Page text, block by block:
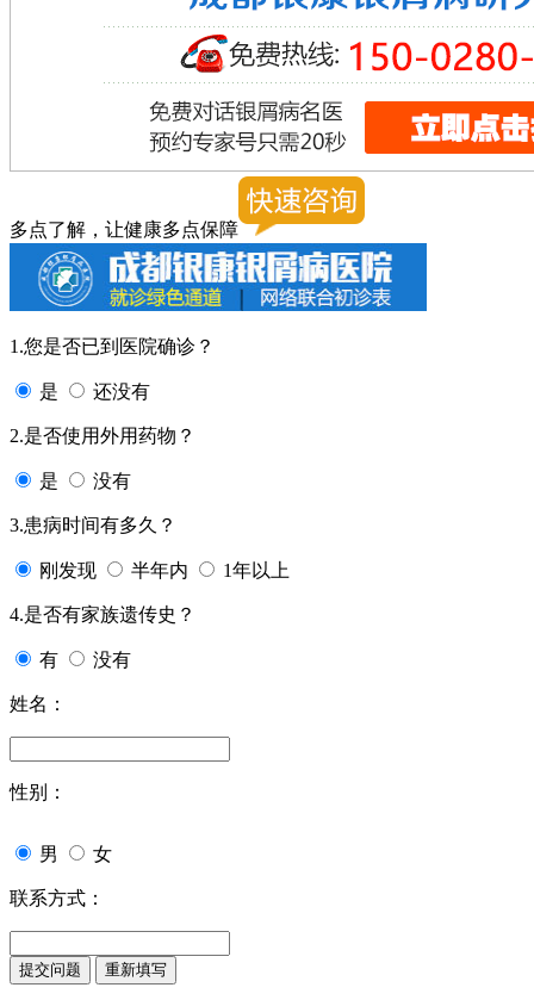
多点了解，让健康多点保障
1.您是否已到医院确诊？
是 还没有
2.是否使用外用药物？
是 没有
3.患病时间有多久？
刚发现 半年内 1年以上
4.是否有家族遗传史？
有 没有
姓名：
性别：
男 女
联系方式：